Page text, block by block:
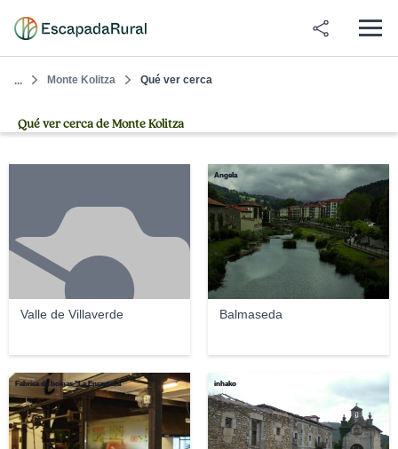
... Monte Kolitza Qué ver cerca
Qué ver cerca de Monte Kolitza
Valle de Villaverde Balmaseda
Angela
Fabrica de boinas "La Encartada" inhako